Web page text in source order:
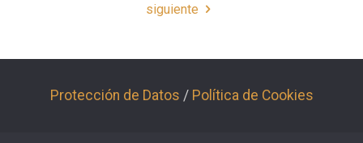
siguiente
Protección de Datos / Política de Cookies